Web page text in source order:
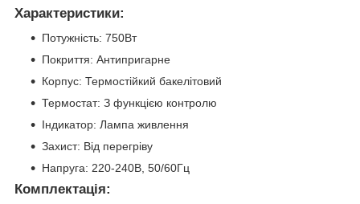
Характеристики:
Потужність: 750Вт
Покриття: Антипригарне
Корпус: Термостійкий бакелітовий
Термостат: З функцією контролю
Індикатор: Лампа живлення
Захист: Від перегріву
Напруга: 220-240В, 50/60Гц
Комплектація: